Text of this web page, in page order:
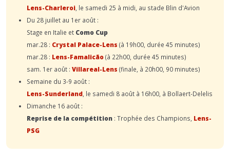
Lens-Charleroi , le samedi 25 à midi, au stade Blin d'Avion
Du 28 juillet au 1er août :
Stage en Italie et Como Cup
mar.28 : Crystal Palace-Lens (à 19h00, durée 45 minutes)
mar.28 : Lens-Famalicão(à 22h00, durée 45 minutes)
sam. 1er août : Villareal-Lens (finale, à 20h00, 90 minutes)
Semaine du 3-9 août :
Lens-Sunderland , le samedi 8 août à 16h00, à Bollaert-Delelis
Dimanche 16 août :
Reprise de la compétition : Trophée des Champions, Lens-
PSG